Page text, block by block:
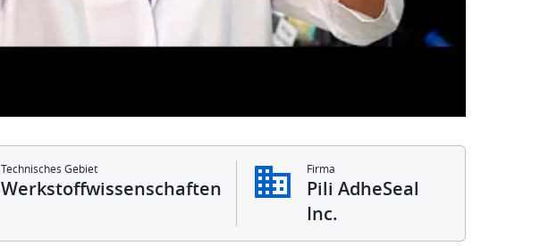
Technisches Gebiet
Werkstoffwissenschaften
Firma
Pili AdheSeal
Inc.